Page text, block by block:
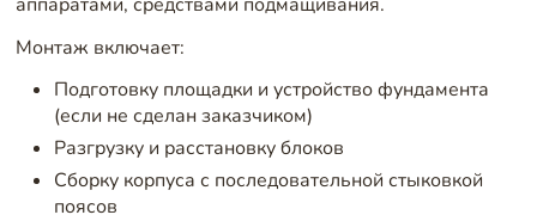
Монтаж включает:
Подготовку площадки и устройство фундамента
(если не сделан заказчиком)
Разгрузку и расстановку блоков
Сборку корпуса с последовательной стыковкой
поясов